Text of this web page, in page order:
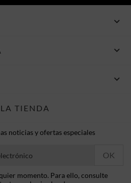



TIENDA
noticias y ofertas especiales
momento. Para ello, consulte